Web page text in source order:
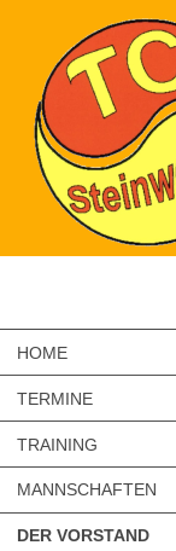
HOME
TERMINE
TRAINING
MANNSCHAFTEN
DER VORSTAND